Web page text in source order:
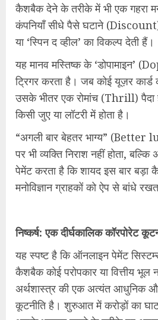
कैशबैक देने के तरीके में भी एक गहरा
कंपनियाँ सीधे पैसे घटाने
या ‘स्पिन द व्हील’ का विकल्प देती हैं।
यह मानव मस्तिष्क के ‘डोपामाइन’
ट्रिगर करता है। जब कोई यूज़र
उसके भीतर एक रोमांच (Thrill) पैदा
किसी जुए या लॉटरी में होता है।
“अगली बार बेहतर भाग्य”
पर भी व्यक्ति निराश नहीं होता,
पेमेंट करता है कि शायद इस बार
मनोविज्ञान ग्राहकों को ऐप से बांधे
निष्कर्ष: एक दीर्घकालिक कॉरपोरेट
यह स्पष्ट है कि ऑनलाइन पेमेंट सिस्टम्स
कैशबैक कोई परोपकार या वित्तीय भूल
अर्थशास्त्र की एक अत्यंत आधुनिक
कूटनीति है। शुरुआत में करोड़ों का